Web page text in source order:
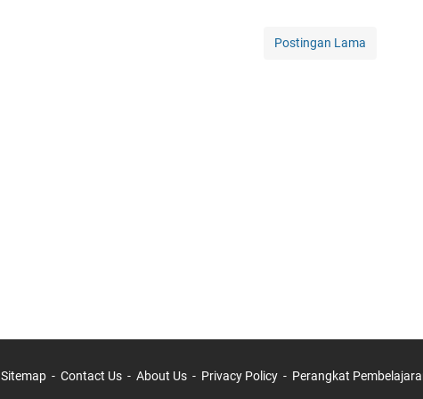
Postingan Lama
Sitemap Contact Us About Us Privacy Policy Perangkat